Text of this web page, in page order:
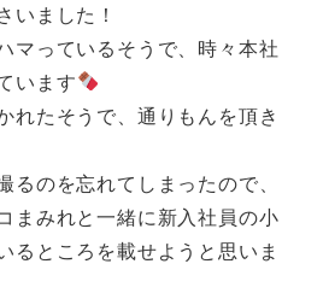
いました！
マっているそうで、時々本社
います
れたそうで、通りもんを頂き
るのを忘れてしまったので、
まみれと一緒に新入社員の小
るところを載せようと思いま